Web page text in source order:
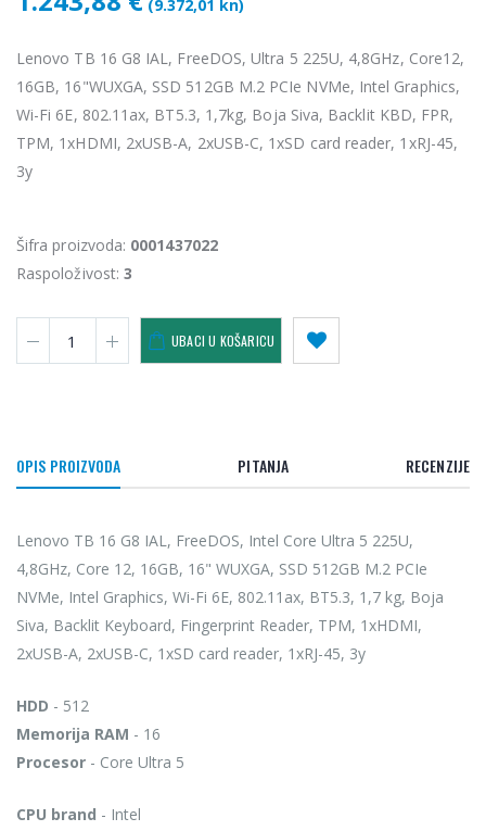
(9.372,01 kn)
Lenovo TB 16 G8 IAL, FreeDOS, Ultra 5 225U, 4,8GHz, Core12,
16GB, 16"WUXGA, SSD 512GB M.2 PCIe NVMe, Intel Graphics,
Wi-Fi 6E, 802.11ax, BT5.3, 1,7kg, Boja Siva, Backlit KBD, FPR,
TPM, 1xHDMI, 2xUSB-A, 2xUSB-C, 1xSD card reader, 1xRJ-45,
3y
Šifra proizvoda: 0001437022
Raspoloživost:3
UBACI U KOŠARICU
OPIS PROIZVODA PITANJA RECENZIJE
Lenovo TB 16 G8 IAL, FreeDOS, Intel Core Ultra 5 225U,
4,8GHz, Core 12, 16GB, 16" WUXGA, SSD 512GB M.2 PCIe
NVMe, Intel Graphics, Wi-Fi 6E, 802.11ax, BT5.3, 1,7 kg, Boja
Siva, Backlit Keyboard, Fingerprint Reader, TPM, 1xHDMI,
2xUSB-A, 2xUSB-C, 1xSD card reader, 1xRJ-45, 3y
HDD - 512
Memorija RAM - 16
Procesor - Core Ultra 5
CPU brand - Intel